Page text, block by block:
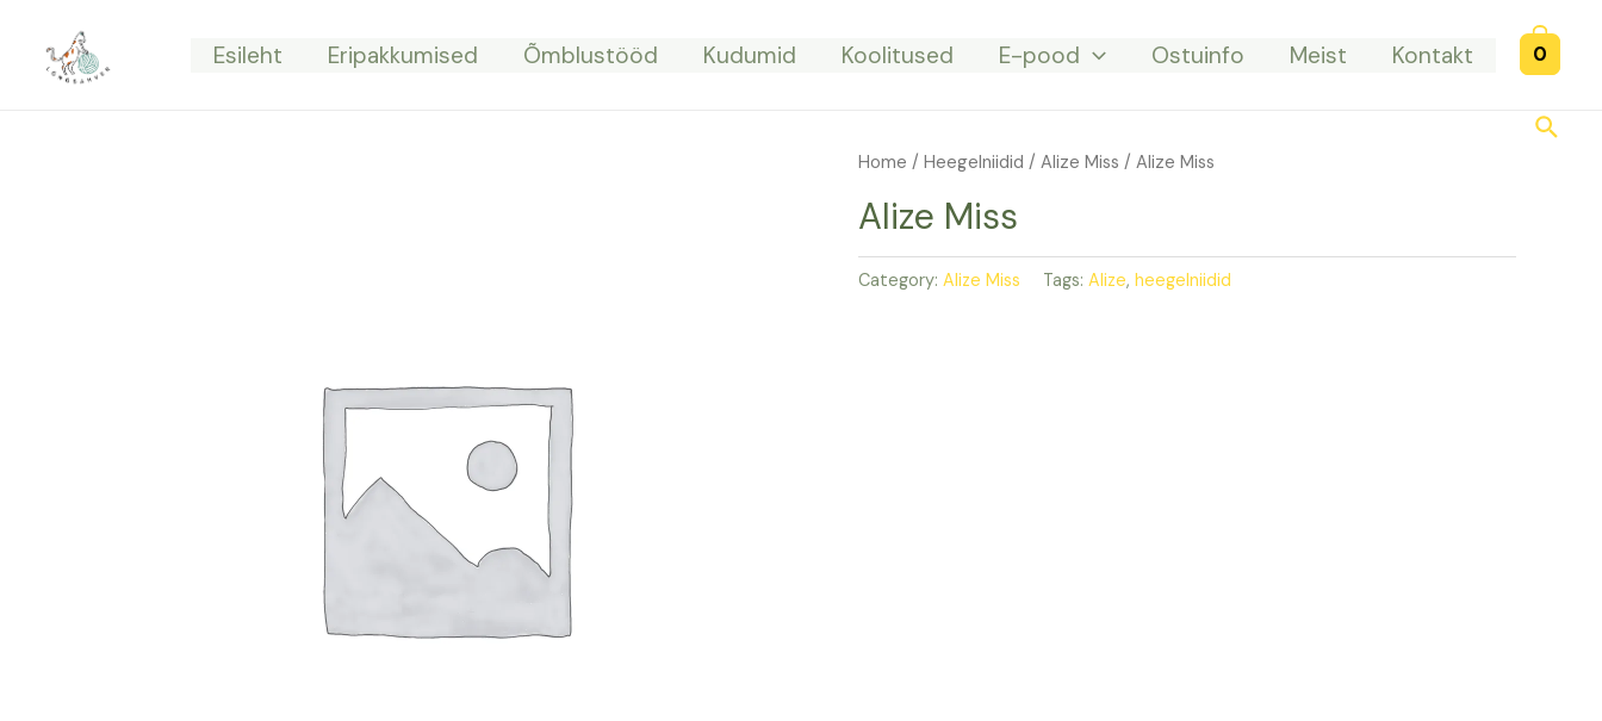
content
Esileht Eripakkumised Õmblustööd Kudumid Koolitused E-pood Ostuinfo Meist Kontakt 0
Home / Heegelniidid / Alize Miss / Alize Miss
Alize Miss
Category: Alize Miss Tags: Alize, heegelniidid